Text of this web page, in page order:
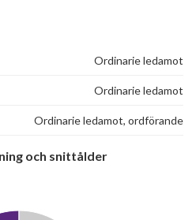
Ordinarie ledamot
Ordinarie ledamot
Ordinarie ledamot, ordförande
och snittålder